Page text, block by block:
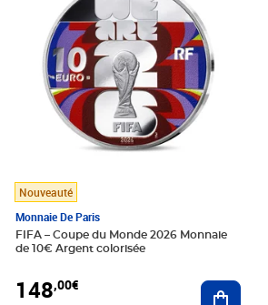
au panier
Nouveauté
Monnaie De Paris
FIFA – Coupe du Monde 2026 Monnaie
de 10€ Argent colorisée
148,00€